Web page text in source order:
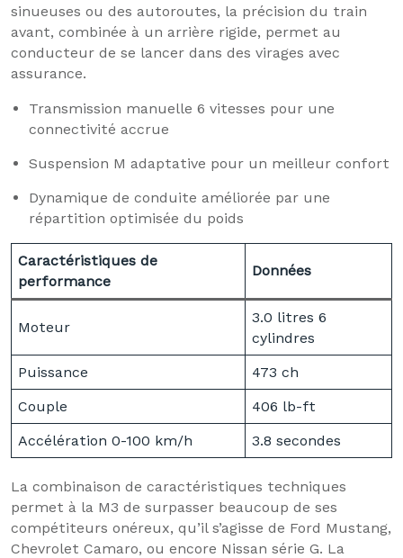
sinueuses ou des autoroutes, la précision du train
avant, combinée à un arrière rigide, permet au
conducteur de se lancer dans des virages avec
assurance.
Transmission manuelle 6 vitesses pour une
connectivité accrue
Suspension M adaptative pour un meilleur confort
Dynamique de conduite améliorée par une
répartition optimisée du poids
Caractéristiques de
performance
Données
Moteur
3.0 litres 6
cylindres
Puissance
473 ch
Couple
406 lb-ft
Accélération 0-100 km/h
3.8 secondes
La combinaison de caractéristiques techniques
permet à la M3 de surpasser beaucoup de ses
compétiteurs onéreux, qu’il s’agisse de Ford Mustang,
Chevrolet Camaro, ou encore Nissan série G. La